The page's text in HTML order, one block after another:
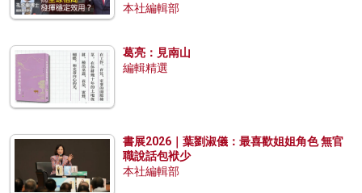
本社編輯部
葛亮：見南山
編輯精選
書展2026｜葉劉淑儀：最喜歡姐姐角色 無官
職說話包袱少
本社編輯部